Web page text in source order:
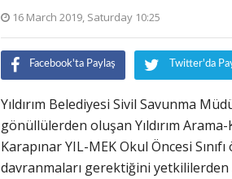
16 March 2019, Saturday 10:25
Facebook'ta Paylaş Twitter'da
Yıldırım Belediyesi Sivil Savunma
gönüllülerden oluşan Yıldırım
Karapınar YIL-MEK Okul Öncesi
davranmaları gerektiğini